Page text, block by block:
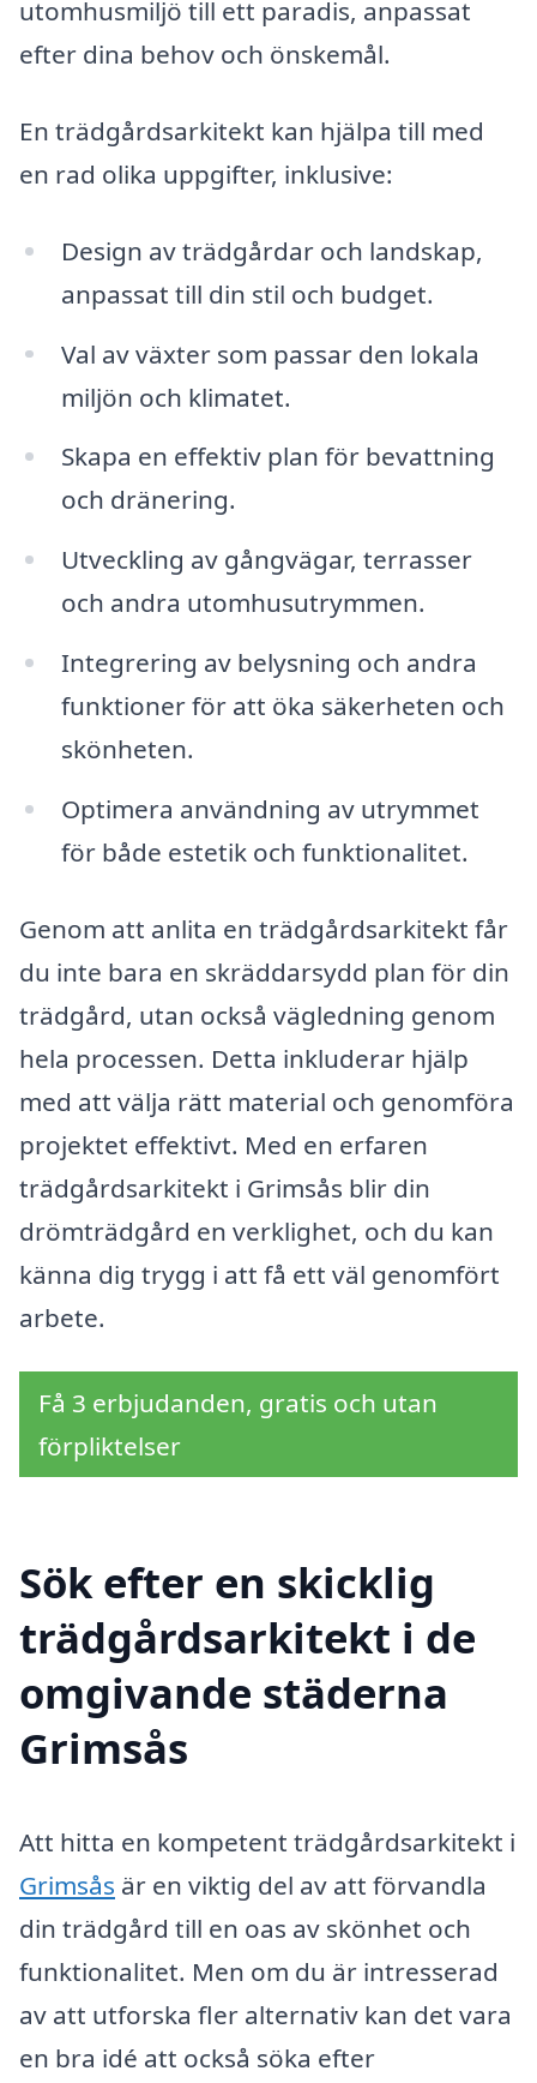
utomhusmiljö till ett paradis, anpassat
efter dina behov och önskemål.
En trädgårdsarkitekt kan hjälpa till med
en rad olika uppgifter, inklusive:
Design av trädgårdar och landskap,
anpassat till din stil och budget.
Val av växter som passar den lokala
miljön och klimatet.
Skapa en effektiv plan för bevattning
och dränering.
Utveckling av gångvägar, terrasser
och andra utomhusutrymmen.
Integrering av belysning och andra
funktioner för att öka säkerheten och
skönheten.
Optimera användning av utrymmet
för både estetik och funktionalitet.
Genom att anlita en trädgårdsarkitekt får
du inte bara en skräddarsydd plan för din
trädgård, utan också vägledning genom
hela processen. Detta inkluderar hjälp
med att välja rätt material och genomföra
projektet effektivt. Med en erfaren
trädgårdsarkitekt i Grimsås blir din
drömträdgård en verklighet, och du kan
känna dig trygg i att få ett väl genomfört
arbete.
Få 3 erbjudanden, gratis och utan
förpliktelser
Sök efter en skicklig
trädgårdsarkitekt i de
omgivande städerna
Grimsås
Att hitta en kompetent trädgårdsarkitekt i
Grimsås är en viktig del av att förvandla
din trädgård till en oas av skönhet och
funktionalitet. Men om du är intresserad
av att utforska fler alternativ kan det vara
en bra idé att också söka efter